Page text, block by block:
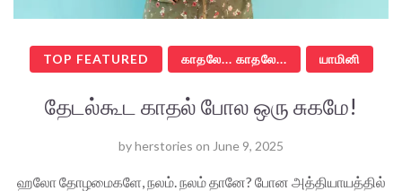
TOP FEATURED காதலே... காதலே... யாமினி
தேடல்கூட காதல் போல ஒரு சுகமே!
byherstories on June 9, 2025
ஹலோ தோழமைகளே, நலம். நலம் தானே? போன அத்தியாயத்தில்